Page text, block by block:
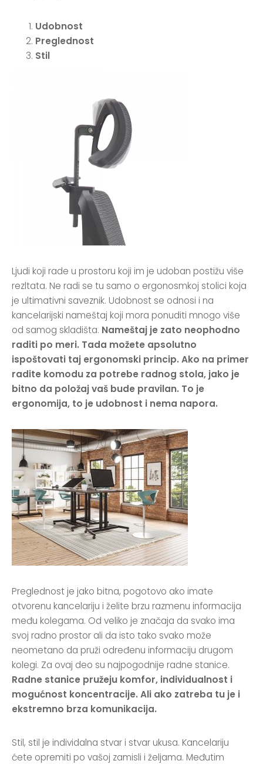
Udobnost
Preglednost
Stil
Ljudi koji rade u prostoru koji im je udoban postižu više
rezltata. Ne radi se tu samo o ergonosmkoj stolici koja
je ultimativni saveznik. Udobnost se odnosi i na
kancelarijski nameštaj koji mora ponuditi mnogo više
od samog skladišta. Nameštaj je zato neophodno
raditi po meri. Tada možete apsolutno
ispoštovati taj ergonomski princip. Ako na primer
radite komodu za potrebe radnog stola, jako je
bitno da položaj vaš bude pravilan. To je
ergonomija, to je udobnost i nema napora.
Preglednost je jako bitna, pogotovo ako imate
otvorenu kancelariju i želite brzu razmenu informacija
među kolegama. Od veliko je značaja da svako ima
svoj radno prostor ali da isto tako svako može
neometano da pruži određenu informaciju drugom
kolegi. Za ovaj deo su najpogodnije radne stanice.
Radne stanice pružeju komfor, individualnost i
mogućnost koncentracije. Ali ako zatreba tu je i
ekstremno brza komunikacija.
Stil, stil je individalna stvar i stvar ukusa. Kancelariju
ćete opremiti po vašoj zamisli i željama. Međutim